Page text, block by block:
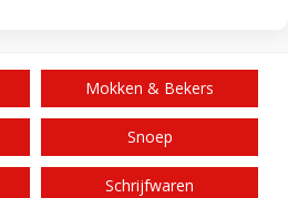
Mokken & Bekers
Snoep
Schrijfwaren